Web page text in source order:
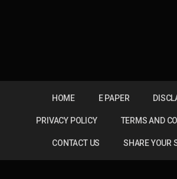
HOME E PAPER
PRIVACY POLICY TERMS AND
CONTACT US SHARE YOUR